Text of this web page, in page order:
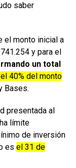
saber
el monto inicial a
y para el
un total
40% del monto
Bases.
presentada al
límite
de inversión
es el 31 de